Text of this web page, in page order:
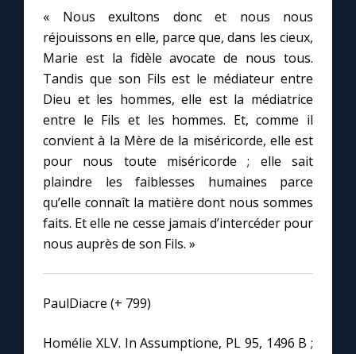
Questions-réponses
Prier au quotidien
Avec Thérèse de Lisieux
L'Évangile chaque jour
Les premiers samedis du mois
Marie qui défait les nœuds
« Nous exultons donc et nous nous
réjouissons en elle, parce que, dans les cieux,
Marie est la fidèle avocate de nous tous.
Tandis que son Fils est le médiateur entre
Dieu et les hommes, elle est la médiatrice
entre le Fils et les hommes. Et, comme il
convient à la Mère de la miséricorde, elle est
pour nous toute miséricorde ; elle sait
plaindre les faiblesses humaines parce
qu’elle connaît la matière dont nous sommes
faits. Et elle ne cesse jamais d’intercéder pour
nous auprès de son Fils. »
PaulDiacre (+ 799)
Homélie XLV. In Assumptione, PL 95, 1496 B ;